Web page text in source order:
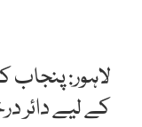
لاہور:
کے لیے دائر